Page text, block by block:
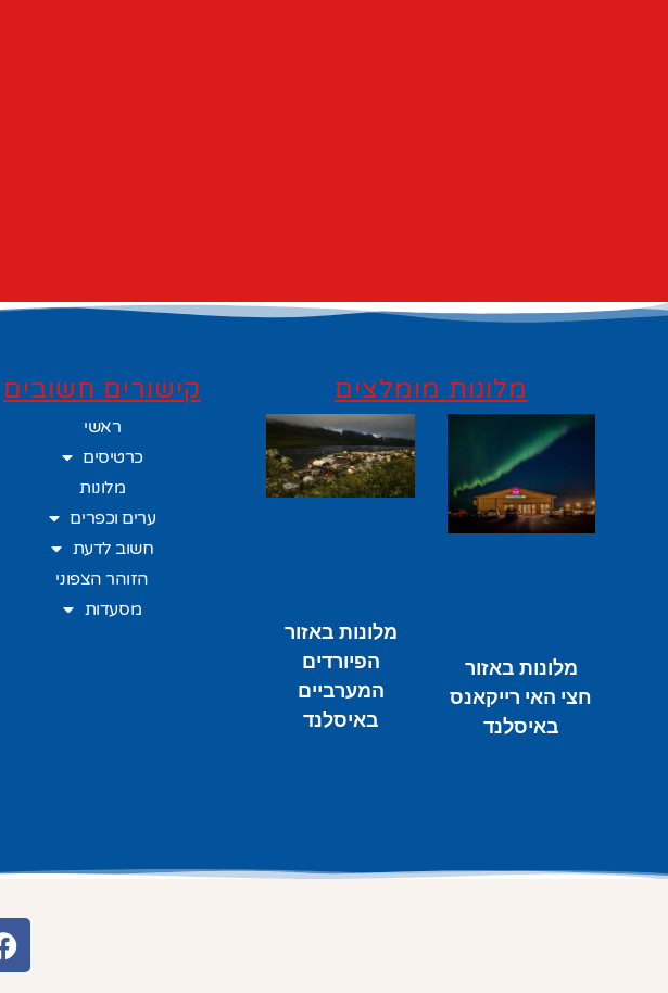
מלונות מומלצים
מלונות באזור
חצי האי רייקאנס
באיסלנד
מלונות באזור
הפיורדים
המערביים
באיסלנד
קישורים חשובים
ראשי
כרטיסים
מלונות
ערים וכפרים
חשוב לדעת
הזוהר הצפוני
מסעדות